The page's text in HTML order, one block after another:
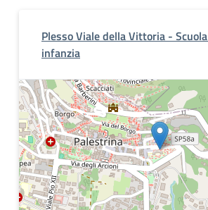
Plesso Viale della Vittoria -
infanzia